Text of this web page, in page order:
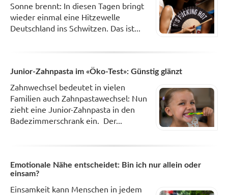
Sonne brennt: In diesen Tagen bringt
wieder einmal eine Hitzewelle
Deutschland ins Schwitzen. Das ist...
Junior-Zahnpasta im «Öko-Test»: Günstig glänzt
Zahnwechsel bedeutet in vielen
Familien auch Zahnpastawechsel: Nun
zieht eine Junior-Zahnpasta in den
Badezimmerschrank ein. Der...
Emotionale Nähe entscheidet: Bin ich nur allein oder
einsam?
Einsamkeit kann Menschen in jedem